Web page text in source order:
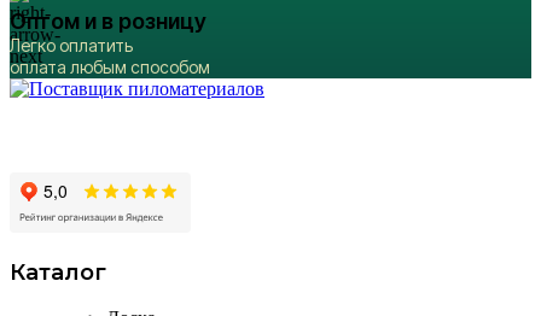
Оптом и в розницу
Легко оплатить
оплата любым способом
Каталог